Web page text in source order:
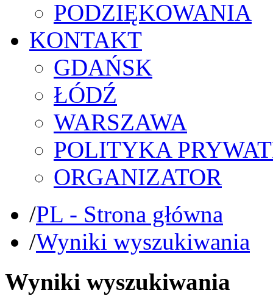
PODZIĘKOWANIA
KONTAKT
GDAŃSK
ŁÓDŹ
WARSZAWA
POLITYKA
ORGANIZATOR
/PL - Strona główna
/Wyniki wyszukiwania
Wyniki wyszukiwania